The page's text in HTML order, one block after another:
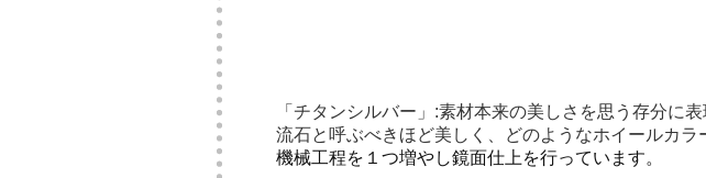
「チタンシルバー」:素材本来の美しさを思う存分に
流石と呼ぶべきほど美しく、どのようなホイールカラ
機械工程を１つ増やし鏡面仕上を行っています。